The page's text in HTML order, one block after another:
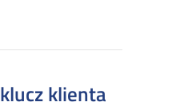
klienta